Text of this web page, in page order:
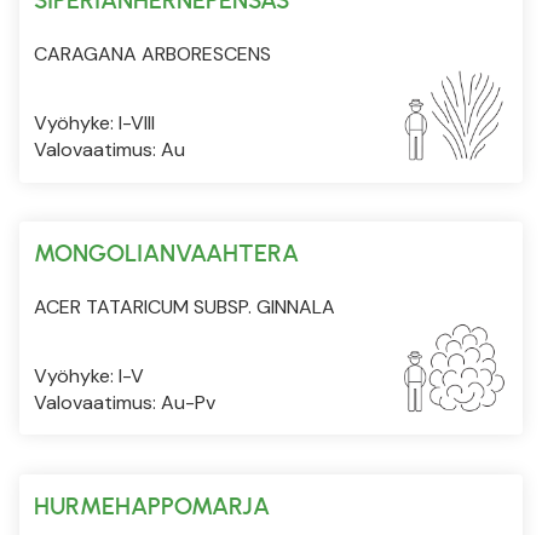
CARAGANA ARBORESCENS
Vyöhyke: I-VIII
Valovaatimus: Au
MONGOLIANVAAHTERA
ACER TATARICUM SUBSP. GINNALA
Vyöhyke: I-V
Valovaatimus: Au-Pv
HURMEHAPPOMARJA